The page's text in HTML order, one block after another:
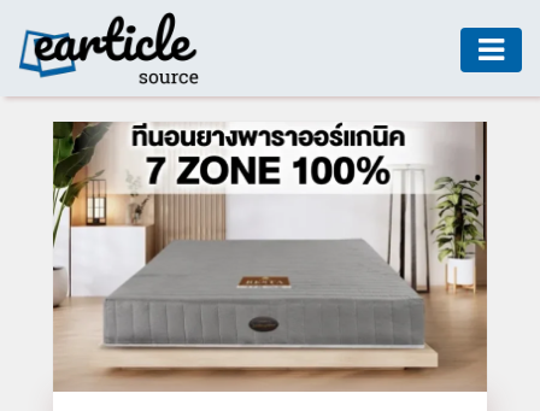
HOME
AUTO
DIGITAL
MARKETING
FASHION
GUIDE
HEALTH
HOME